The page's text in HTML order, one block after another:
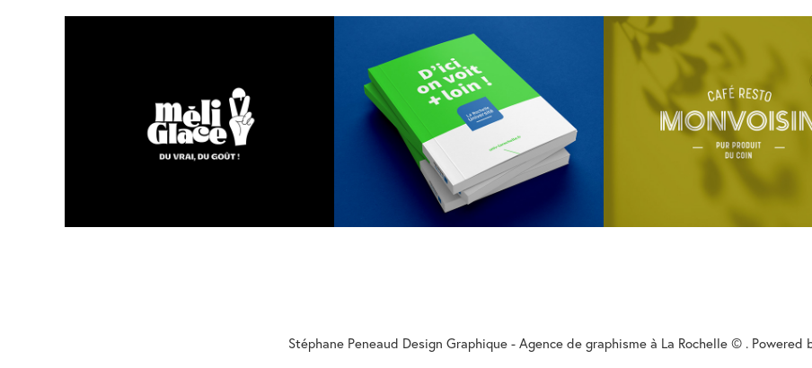
Méliglace - Branding La Rochelle Université Monvoisin
Stéphane Peneaud Design Graphique - Agence de graphisme à La Rochelle © . Powered